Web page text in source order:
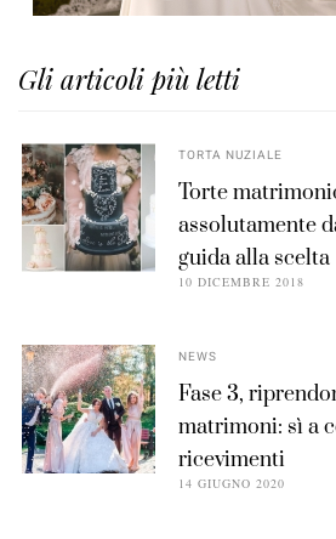
Gli articoli più letti
TORTA NUZIALE
Torte
assolutamente
guida alla scelta
10 DICEMBRE 2018
NEWS
Fase 3,
matrimoni: sì a
ricevimenti
14 GIUGNO 2020